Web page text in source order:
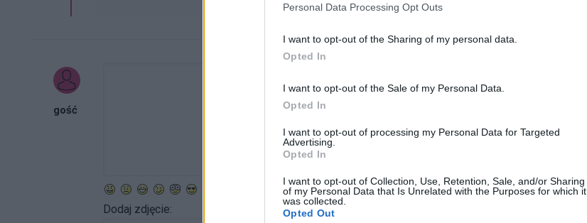
Personal Data Processing Opt Outs
I want to opt-out of the Sharing of my personal data.
Opted In
I want to opt-out of the Sale of my Personal Data.
Opted In
I want to opt-out of processing my Personal Data for Targeted
Advertising.
Opted In
I want to opt-out of Collection, Use, Retention, Sale, and/or Sharing
of my Personal Data that Is Unrelated with the Purposes for which it
was collected.
Opted Out
gość
Dodaj zdjęcie: